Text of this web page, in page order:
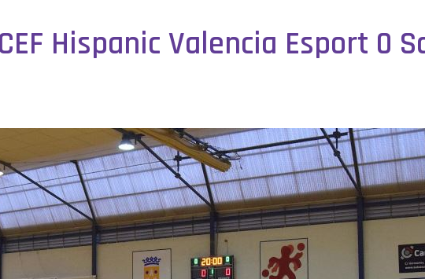
Hispanic Valencia Esport 0